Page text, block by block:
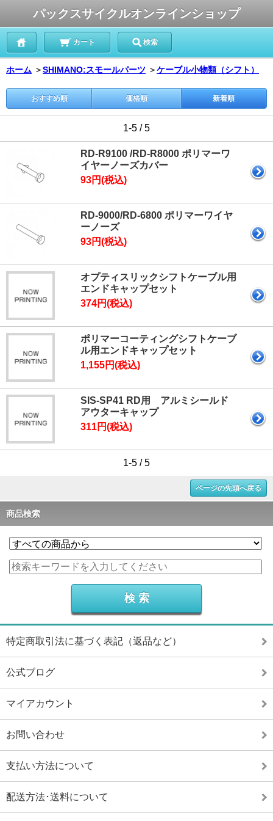
パックスサイクルオンラインショップ
カート 検索
ホーム ＞SHIMANO:スモールパーツ ＞ケーブル小物類（シフト）
おすすめ順 価格順 新着順
1-5 / 5
RD-R9100 /RD-R8000 ポリマーワ
イヤーノーズカバー
93円(税込)
RD-9000/RD-6800 ポリマーワイヤ
ーノーズ
93円(税込)
オプティスリックシフトケーブル用
エンドキャップセット
374円(税込)
ポリマーコーティングシフトケーブ
ル用エンドキャップセット
1,155円(税込)
SIS-SP41 RD用 アルミシールド
アウターキャップ
311円(税込)
1-5 / 5
ページの先頭へ戻る
商品検索
特定商取引法に基づく表記（返品など）
公式ブログ
マイアカウント
お問い合わせ
支払い方法について
配送方法･送料について